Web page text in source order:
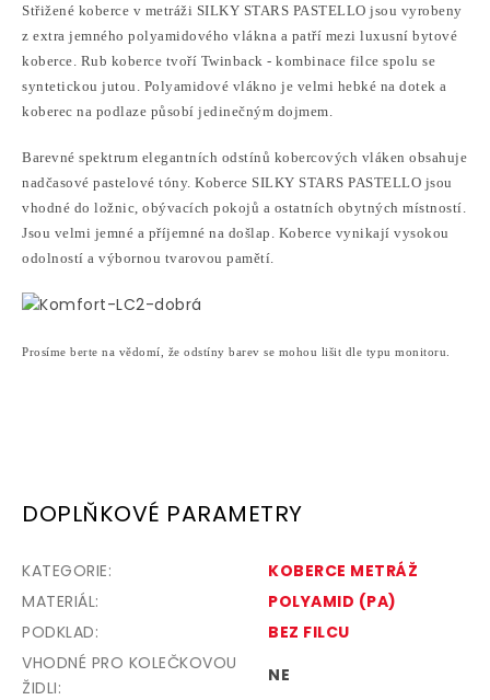
Střižené koberce v metráži SILKY STARS PASTELLO jsou vyrobeny
z extra jemného polyamidového vlákna a patří mezi luxusní bytové
koberce. Rub koberce tvoří Twinback - kombinace filce spolu se
syntetickou jutou. Polyamidové vlákno je velmi hebké na dotek a
koberec na podlaze působí jedinečným dojmem.
Barevné spektrum elegantních odstínů kobercových vláken obsahuje
nadčasové pastelové tóny. Koberce SILKY STARS PASTELLO jsou
vhodné do ložnic, obývacích pokojů a ostatních obytných místností.
Jsou velmi jemné a příjemné na došlap. Koberce vynikají vysokou
odolností a výbornou tvarovou pamětí.
Prosíme berte na vědomí, že odstíny barev se mohou lišit dle typu monitoru.
DOPLŇKOVÉ PARAMETRY
KATEGORIE:
KOBERCE METRÁŽ
MATERIÁL:
POLYAMID (PA)
PODKLAD:
BEZ FILCU
VHODNÉ PRO KOLEČKOVOU
ŽIDLI:
NE